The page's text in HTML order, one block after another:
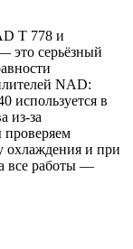
T 778 и
это серьёзный
NAD:
используется в
из-за
охлаждения и при
все работы —